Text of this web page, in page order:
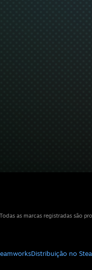
as marcas registradas são
Distribuição no